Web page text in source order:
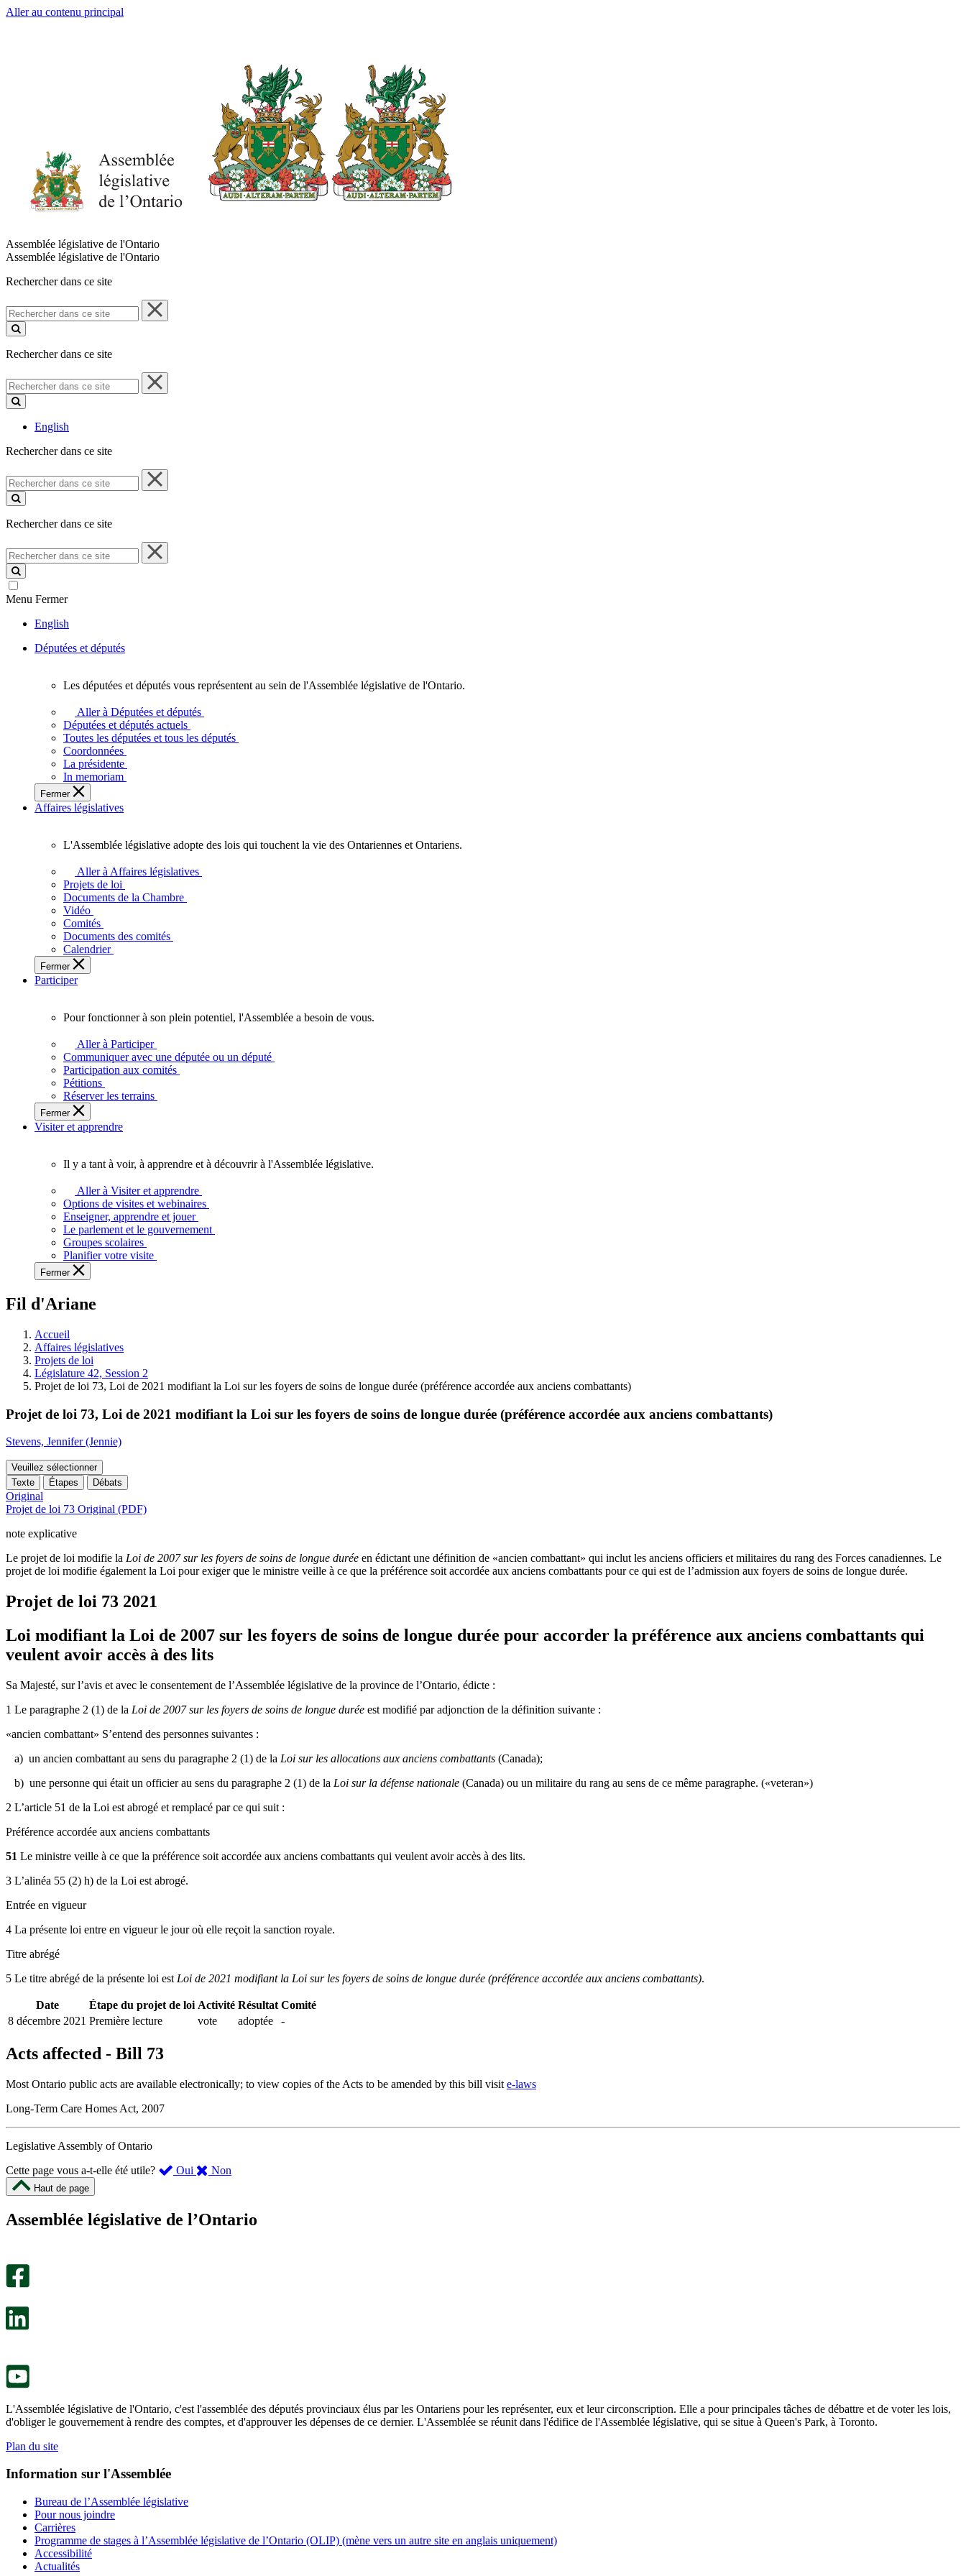
Aller au contenu principal
Assemblée législative de l'Ontario
Assemblée législative de l'Ontario
Rechercher dans ce site
Rechercher
dans
ce
Rechercher dans ce site
Rechercher
dans
ce
English
Rechercher dans ce site
Rechercher
dans
ce
Rechercher dans ce site
Rechercher
dans
ce
site
Menu Fermer
English
Députées et députés
députées
députés
vous
représentent
sein
de
l'Assemblée
l'Ontario.
Les députées et députés vous représentent au sein de l'Assemblée législative de l'Ontario.
Aller à Députées et députés
Députées et députés actuels
Toutes les députées et tous les députés
Coordonnées
La présidente
In memoriam
Fermer
Affaires législatives
législative
adopte
touchent
vie
des
Ontariennes
Ontariens.
L'Assemblée législative adopte des lois qui touchent la vie des Ontariennes et Ontariens.
Aller à Affaires législatives
Projets de loi
Documents de la Chambre
Vidéo
Comités
Documents des comités
Calendrier
Fermer
Participer
fonctionner
plein
potentiel,
l'Assemblée
a
besoin
Pour fonctionner à son plein potentiel, l'Assemblée a besoin de vous.
Aller à Participer
Communiquer avec une députée ou un député
Participation aux comités
Pétitions
Réserver les terrains
Fermer
Visiter et apprendre
voir,
apprendre
et
découvrir
l'Assemblée
législative.
Il y a tant à voir, à apprendre et à découvrir à l'Assemblée législative.
Aller à Visiter et apprendre
Options de visites et webinaires
Enseigner, apprendre et jouer
Le parlement et le gouvernement
Groupes scolaires
Planifier votre visite
Fermer
Fil d'Ariane
Accueil
Affaires législatives
Projets de loi
Législature 42, Session 2
Projet de loi 73, Loi de 2021 modifiant la Loi sur les foyers de soins de longue durée (préférence accordée aux anciens combattants)
Projet de loi 73, Loi de 2021 modifiant la Loi sur les foyers de soins de longue durée (préférence accordée aux anciens combattants)
Stevens, Jennifer (Jennie)
Veuillez sélectionner
Texte
Étapes Débats
Original
Projet de loi 73 Original (PDF)
note explicative
Le projet de loi modifie la Loi de 2007 sur les foyers de soins de longue durée en édictant une définition de «ancien combattant» qui inclut les anciens officiers et militaires du rang des Forces canadiennes. Le
projet de loi modifie également la Loi pour exiger que le ministre veille à ce que la préférence soit accordée aux anciens combattants pour ce qui est de l’admission aux foyers de soins de longue durée.
Projet de loi 73 2021
Loi modifiant la Loi de 2007 sur les foyers de soins de longue durée pour accorder la préférence aux anciens combattants qui
veulent avoir accès à des lits
Sa Majesté, sur l’avis et avec le consentement de l’Assemblée législative de la province de l’Ontario, édicte :
1 Le paragraphe 2 (1) de la Loi de 2007 sur les foyers de soins de longue durée est modifié par adjonction de la définition suivante :
«ancien combattant» S’entend des personnes suivantes :
a) un ancien combattant au sens du paragraphe 2 (1) de la Loi sur les allocations aux anciens combattants (Canada);
b) une personne qui était un officier au sens du paragraphe 2 (1) de la Loi sur la défense nationale (Canada) ou un militaire du rang au sens de ce même paragraphe. («veteran»)
2 L’article 51 de la Loi est abrogé et remplacé par ce qui suit :
Préférence accordée aux anciens combattants
51 Le ministre veille à ce que la préférence soit accordée aux anciens combattants qui veulent avoir accès à des lits.
3 L’alinéa 55 (2) h) de la Loi est abrogé.
Entrée en vigueur
4 La présente loi entre en vigueur le jour où elle reçoit la sanction royale.
Titre abrégé
5 Le titre abrégé de la présente loi est Loi de 2021 modifiant la Loi sur les foyers de soins de longue durée (préférence accordée aux anciens combattants).
Date Étape du projet de loi Activité Résultat Comité
8 décembre 2021 Première lecture vote adoptée -
Acts affected - Bill 73
Most Ontario public acts are available electronically; to view copies of the Acts to be amended by this bill visit e-laws
Long-Term Care Homes Act, 2007
Legislative Assembly of Ontario
Cette page vous a-t-elle été utile?
Oui ,
été
Non
m’a
Haut de page
Assemblée législative de l’Ontario
L'Assemblée législative de l'Ontario, c'est l'assemblée des députés provinciaux élus par les Ontariens pour les représenter, eux et leur circonscription. Elle a pour principales tâches de débattre et de voter les lois,
d'obliger le gouvernement à rendre des comptes, et d'approuver les dépenses de ce dernier. L'Assemblée se réunit dans l'édifice de l'Assemblée législative, qui se situe à Queen's Park, à Toronto.
Plan du site
Information sur l'Assemblée
Bureau de l’Assemblée législative
Pour nous joindre
Carrières
Programme de stages à l’Assemblée législative de l’Ontario (OLIP) (mène vers un autre site en anglais uniquement)
Accessibilité
Actualités